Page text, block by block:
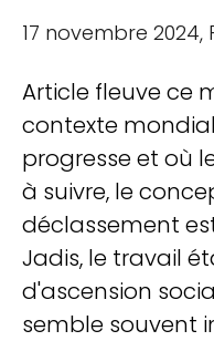
17 novembre 2024,
Article fleuve ce
contexte
progresse et où
à suivre, le
déclassement
Jadis, le travail
d'ascension
semble souvent